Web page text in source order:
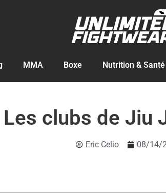
MMA Boxe Nutrition & Santé
clubs de Jiu
Eric Celio 08/14/